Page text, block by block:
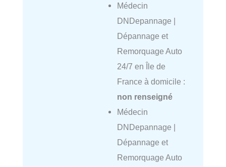
Médecin
DNDepannage |
Dépannage et
Remorquage Auto
24/7 en Île de
France à domicile :
non renseigné
Médecin
DNDepannage |
Dépannage et
Remorquage Auto